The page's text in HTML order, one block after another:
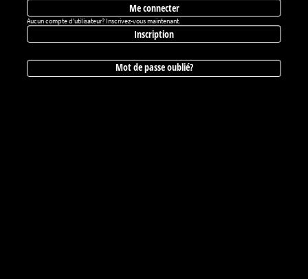
Me connecter
Aucun compte d'utilisateur? Inscrivez-vous maintenant.
Inscription
Mot de passe oublié?